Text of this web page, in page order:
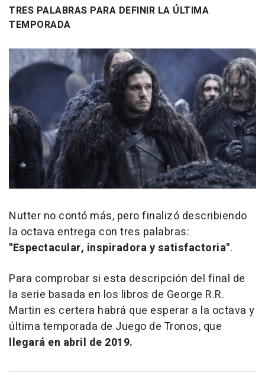
TRES PALABRAS PARA DEFINIR LA ÚLTIMA
TEMPORADA
Nutter no contó más, pero finalizó describiendo
la octava entrega con tres palabras:
"Espectacular, inspiradora y satisfactoria".
Para comprobar si esta descripción del final de
la serie basada en los libros de George R.R.
Martin es certera habrá que esperar a la octava y
última temporada de Juego de Tronos, que
llegará en abril de 2019.